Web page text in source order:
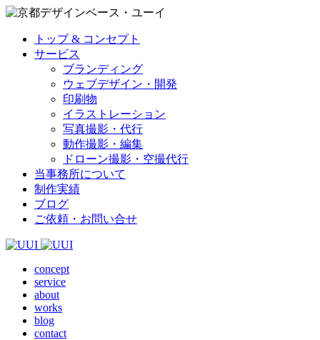
トップ & コンセプト
サービス
ブランディング
ウェブデザイン・開発
印刷物
イラストレーション
写真撮影・代行
動作撮影・編集
ドローン撮影・空撮代行
当事務所について
制作実績
ブログ
ご依頼・お問い合せ
concept
service
about
works
blog
contact